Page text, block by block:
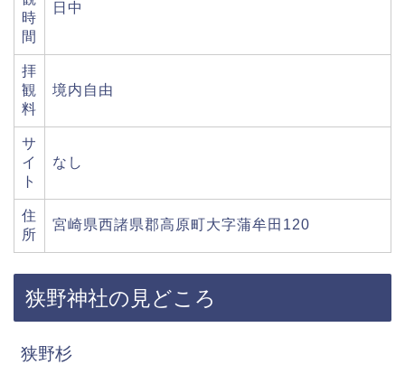
時
間
日中
拝
観
料
境内自由
サ
イ
ト
なし
住
所
宮崎県西諸県郡高原町大字蒲牟田120
狭野神社の見どころ
狭野杉